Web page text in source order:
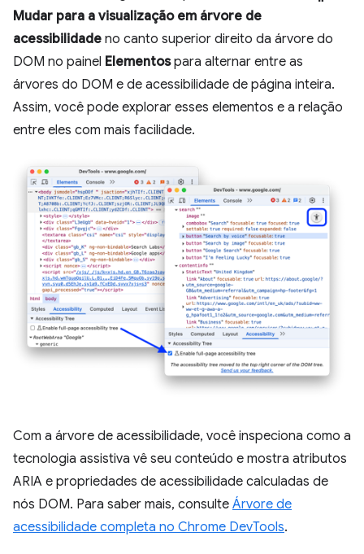
Mudar para a visualização em árvore de
acessibilidade no canto superior direito da árvore do
DOM no painel Elementospara alternar entre as
árvores do DOM e de acessibilidade de página inteira.
Assim, você pode explorar esses elementos e a relação
entre eles com mais facilidade.
Com a árvore de acessibilidade, você inspeciona como a
tecnologia assistiva vê seu conteúdo e mostra atributos
ARIA e propriedades de acessibilidade calculadas de
nós DOM. Para saber mais, consulte Árvore de
acessibilidade completa no Chrome DevTools.